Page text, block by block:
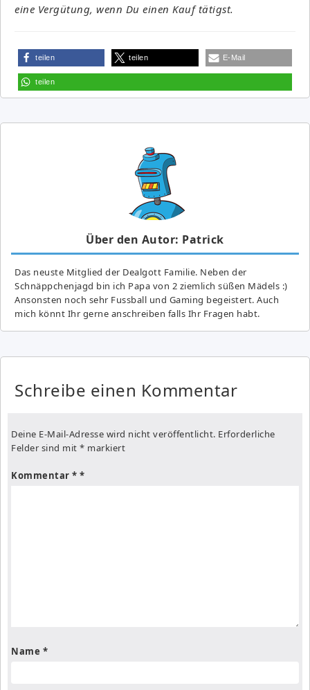
eine Vergütung, wenn Du einen Kauf tätigst.
teilen teilen E-Mail
teilen
Über den Autor: Patrick
Das neuste Mitglied der Dealgott Familie. Neben der
Schnäppchenjagd bin ich Papa von 2 ziemlich süßen Mädels :)
Ansonsten noch sehr Fussball und Gaming begeistert. Auch
mich könnt Ihr gerne anschreiben falls Ihr Fragen habt.
Schreibe einen Kommentar
Deine E-Mail-Adresse wird nicht veröffentlicht. Erforderliche
Felder sind mit * markiert
Kommentar *
Name *